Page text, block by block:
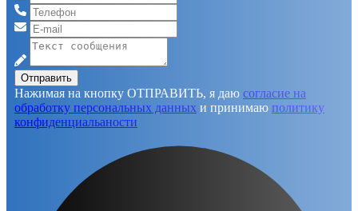
Отправить
Нажимая на кнопку ОТПРАВИТЬ, я даю согласие на
обработку персональных данных и принимаю политику
конфиденциальаности